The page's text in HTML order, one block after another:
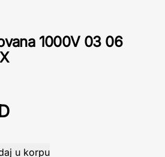
1000V 03 06